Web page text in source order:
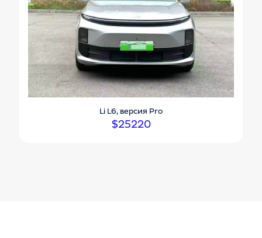
Li L6, версия Pro
$25220